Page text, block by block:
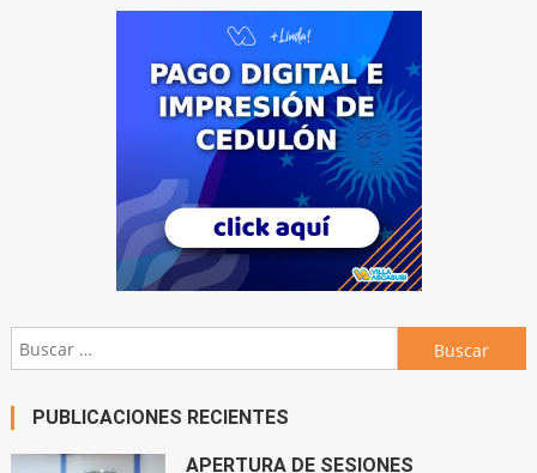
Buscar:
PUBLICACIONES RECIENTES
APERTURA DE SESIONES